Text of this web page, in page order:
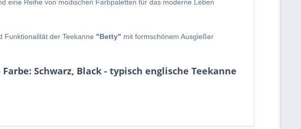
eine Reihe von modischen Farbpaletten für das moderne Leben
Funktionalität der Teekanne "Betty" mit formschönem Ausgießer
Schwarz, Black - typisch englische Teekanne